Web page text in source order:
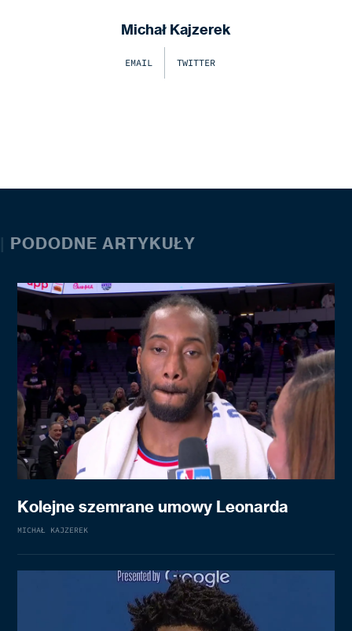
Michał Kajzerek
EMAIL TWITTER
| PODODNE ARTYKUŁY
Kolejne szemrane umowy Leonarda
MICHAŁ KAJZEREK